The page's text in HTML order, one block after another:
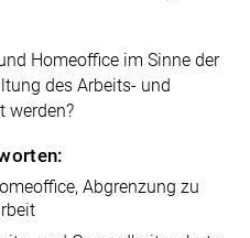
Homeoffice im Sinne der
des Arbeits- und
werden?
Abgrenzung zu